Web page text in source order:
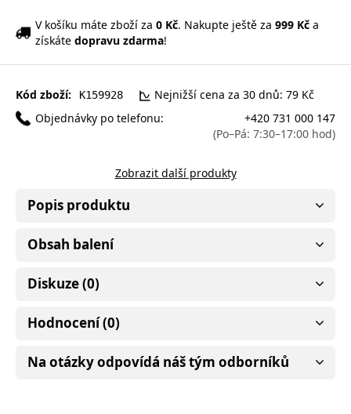
V košíku máte zboží za 0 Kč. Nakupte ještě za 999 Kč a
získáte dopravu zdarma!
Kód zboží: K159928
Nejnižší cena za 30 dnů: 79 Kč
Objednávky po telefonu:
+420 731 000 147
(Po–Pá: 7:30–17:00 hod)
Zobrazit další produkty
Popis produktu
Obsah balení
Diskuze (0)
Hodnocení (0)
Na otázky odpovídá náš tým odborníků